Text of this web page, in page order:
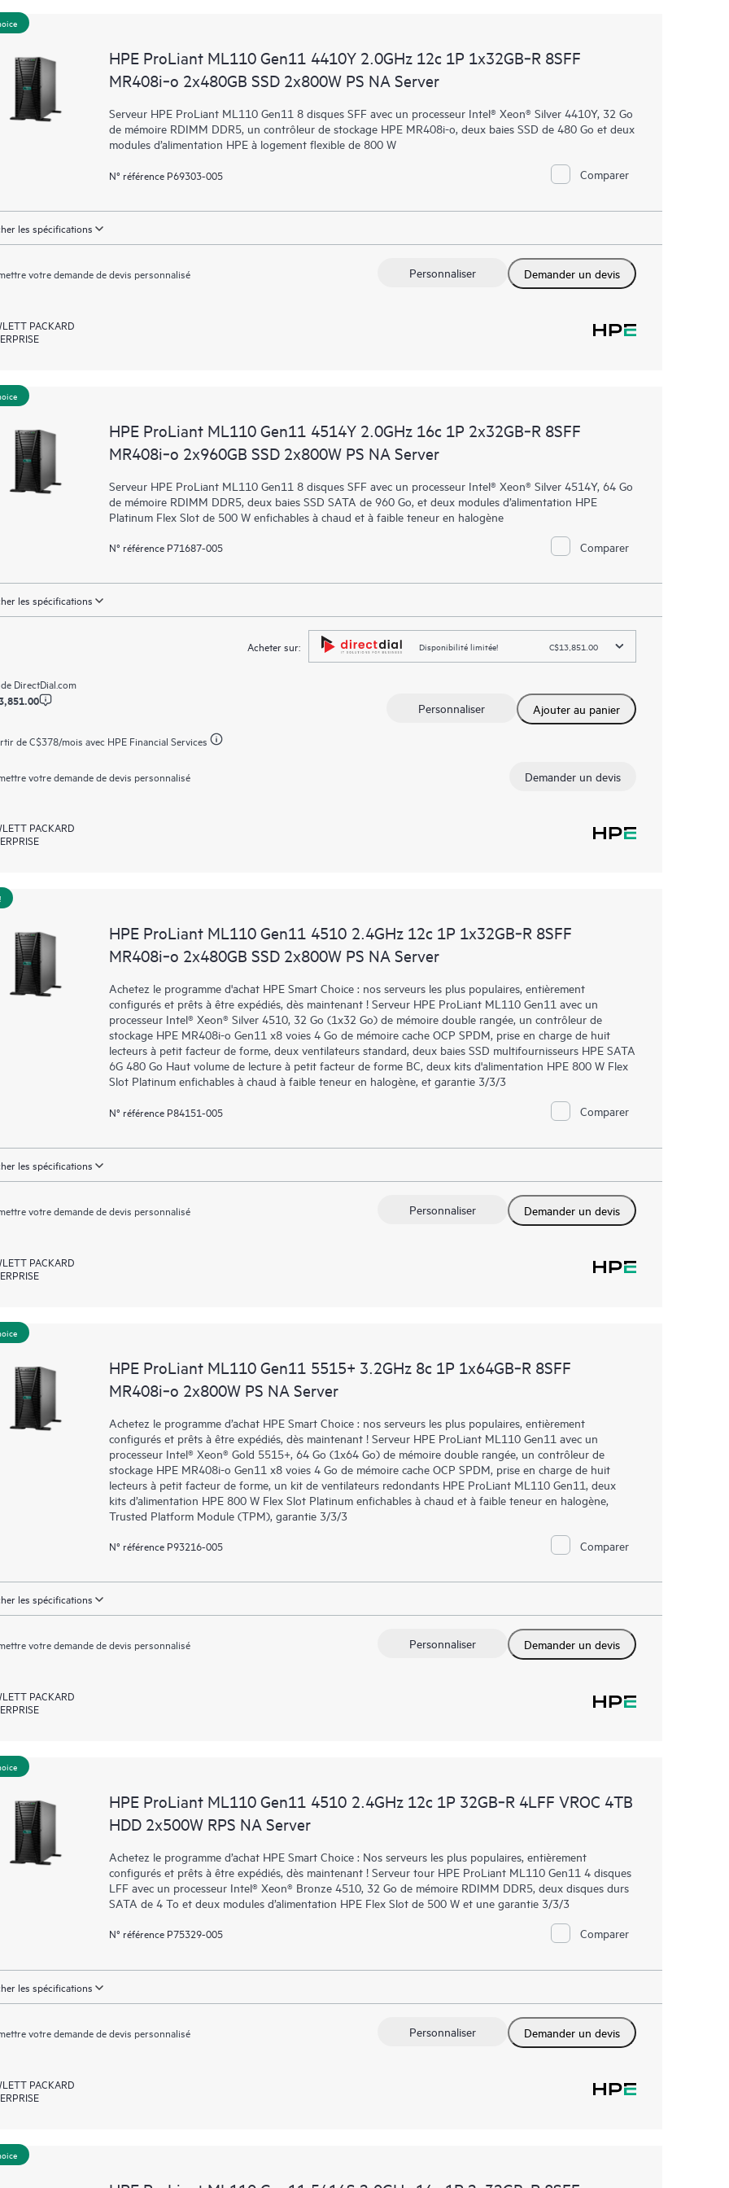
HPE ProLiant ML110 Gen11 4410Y 2.0GHz 12c 1P 1x32GB‑R 8SFF
MR408i‑o 2x480GB SSD 2x800W PS NA Server
Serveur HPE ProLiant ML110 Gen11 8 disques SFF avec un processeur Intel® Xeon® Silver 4410Y, 32 Go
de mémoire RDIMM DDR5, un contrôleur de stockage HPE MR408i-o, deux baies SSD de 480 Go et deux
modules d’alimentation HPE à logement flexible de 800 W
N° référence P69303-005 Comparer
les spécifications
votre demande de devis personnalisé Demander un devis
Personnaliser
PACKARD
HPE ProLiant ML110 Gen11 4514Y 2.0GHz 16c 1P 2x32GB‑R 8SFF
MR408i‑o 2x960GB SSD 2x800W PS NA Server
Serveur HPE ProLiant ML110 Gen11 8 disques SFF avec un processeur Intel® Xeon® Silver 4514Y, 64 Go
de mémoire RDIMM DDR5, deux baies SSD SATA de 960 Go, et deux modules d’alimentation HPE
Platinum Flex Slot de 500 W enfichables à chaud et à faible teneur en halogène
N° référence P71687-005 Comparer
les spécifications
Acheter sur: Disponibilité limitée! C$13,851.00
DirectDial.com
deC$378/mois avec HPE Financial Services
Ajouter au panier
Personnaliser
votre demande de devis personnalisé Demander un devis
PACKARD
HPE ProLiant ML110 Gen11 4510 2.4GHz 12c 1P 1x32GB‑R 8SFF
MR408i‑o 2x480GB SSD 2x800W PS NA Server
Achetez le programme d'achat HPE Smart Choice : nos serveurs les plus populaires, entièrement
configurés et prêts à être expédiés, dès maintenant ! Serveur HPE ProLiant ML110 Gen11 avec un
processeur Intel® Xeon® Silver 4510, 32 Go (1x32 Go) de mémoire double rangée, un contrôleur de
stockage HPE MR408i-o Gen11 x8 voies 4 Go de mémoire cache OCP SPDM, prise en charge de huit
lecteurs à petit facteur de forme, deux ventilateurs standard, deux baies SSD multifournisseurs HPE SATA
6G 480 Go Haut volume de lecture à petit facteur de forme BC, deux kits d'alimentation HPE 800 W Flex
Slot Platinum enfichables à chaud à faible teneur en halogène, et garantie 3/3/3
N° référence P84151-005 Comparer
les spécifications
votre demande de devis personnalisé Demander un devis
Personnaliser
PACKARD
HPE ProLiant ML110 Gen11 5515+ 3.2GHz 8c 1P 1x64GB‑R 8SFF
MR408i‑o 2x800W PS NA Server
Achetez le programme d’achat HPE Smart Choice : nos serveurs les plus populaires, entièrement
configurés et prêts à être expédiés, dès maintenant ! Serveur HPE ProLiant ML110 Gen11 avec un
processeur Intel® Xeon® Gold 5515+, 64 Go (1x64 Go) de mémoire double rangée, un contrôleur de
stockage HPE MR408i-o Gen11 x8 voies 4 Go de mémoire cache OCP SPDM, prise en charge de huit
lecteurs à petit facteur de forme, un kit de ventilateurs redondants HPE ProLiant ML110 Gen11, deux
kits d’alimentation HPE 800 W Flex Slot Platinum enfichables à chaud et à faible teneur en halogène,
Trusted Platform Module (TPM), garantie 3/3/3
N° référence P93216-005 Comparer
les spécifications
votre demande de devis personnalisé Demander un devis
Personnaliser
PACKARD
HPE ProLiant ML110 Gen11 4510 2.4GHz 12c 1P 32GB‑R 4LFF VROC 4TB
HDD 2x500W RPS NA Server
Achetez le programme d’achat HPE Smart Choice : Nos serveurs les plus populaires, entièrement
configurés et prêts à être expédiés, dès maintenant ! Serveur tour HPE ProLiant ML110 Gen11 4 disques
LFF avec un processeur Intel® Xeon® Bronze 4510, 32 Go de mémoire RDIMM DDR5, deux disques durs
SATA de 4 To et deux modules d’alimentation HPE Flex Slot de 500 W et une garantie 3/3/3
N° référence P75329-005 Comparer
les spécifications
votre demande de devis personnalisé Demander un devis
Personnaliser
PACKARD